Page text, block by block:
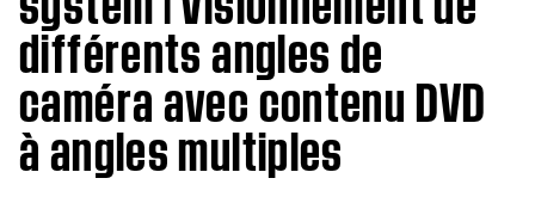
différents angles de
caméra avec contenu DVD
à angles multiples